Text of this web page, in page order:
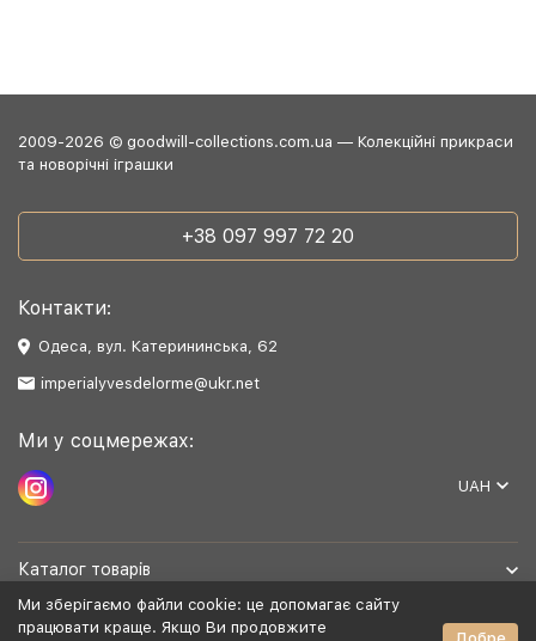
2009-2026 © goodwill-collections.com.ua — Колекційні прикраси
та новорічні іграшки
+38 097 997 72 20
Контакти:
Одеса, вул. Катерининська, 62
imperialyvesdelorme@ukr.net
Ми у соцмережах:
UAH
Каталог товарів
Допомога
Ми зберігаємо файли cookie: це допомагає сайту
працювати краще. Якщо Ви продовжите